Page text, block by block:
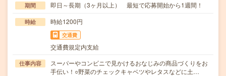
期間 即日～長期（3ヶ月以上） 最短で応募開始から1週間！
時給 時給1200円
交通費
交通費規定内支給
仕事内容
スーパーやコンビニで見かけるおなじみの商品づくりをお
手伝い！○野菜のチェックキャベツやレタスなどに土…